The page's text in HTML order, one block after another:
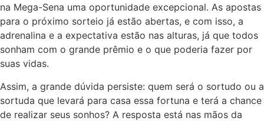
na Mega-Sena uma oportunidade excepcional. As apostas
para o próximo sorteio já estão abertas, e com isso, a
adrenalina e a expectativa estão nas alturas, já que todos
sonham com o grande prêmio e o que poderia fazer por
suas vidas.
Assim, a grande dúvida persiste: quem será o sortudo ou a
sortuda que levará para casa essa fortuna e terá a chance
de realizar seus sonhos? A resposta está nas mãos da